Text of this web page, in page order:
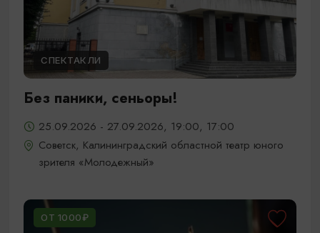
СПЕКТАКЛИ
Без паники, сеньоры!
25.09.2026 - 27.09.2026, 19:00, 17:00
Советск, Калининградский областной театр юного
зрителя «Молодежный»
ОТ 1000₽